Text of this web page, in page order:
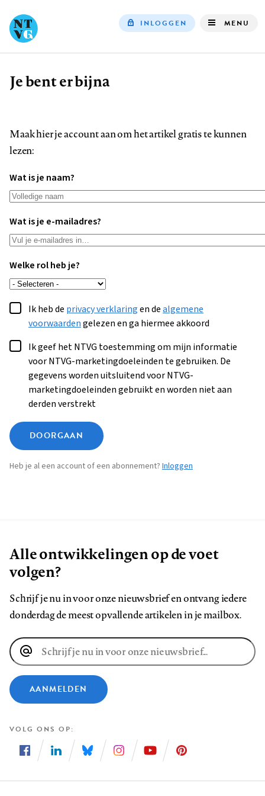
INLOGGEN MENU
Kruimelpad
Je bent er bijna
Maak hier je account aan om het artikel gratis te kunnen
lezen:
Wat is je naam?
Wat is je e-mailadres?
Welke rol heb je?
Ik heb de privacy verklaringen dealgemene
voorwaardengelezen en ga hiermee akkoord
Ik geef het NTVG toestemming om mijn informatie
voor NTVG-marketingdoeleinden te gebruiken. De
gegevens worden uitsluitend voor NTVG-
marketingdoeleinden gebruikt en worden niet aan
derden verstrekt
DOORGAAN
Heb je al een account of een abonnement? Inloggen
Alle ontwikkelingen op de voet
volgen?
Schrijf je nu in voor onze nieuwsbrief en ontvang iedere
donderdag de meest opvallende artikelen in je mailbox.
E-
mailadres
AANMELDEN
VOLG ONS OP
ons
ons
ons
ons
ons
ons